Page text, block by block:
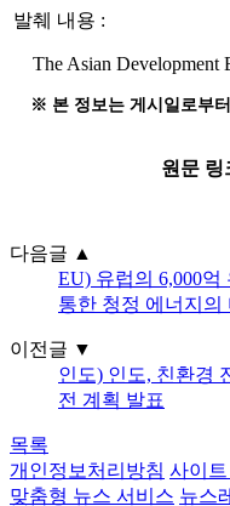
발췌 내용 :
The Asian Development
※ 본 정보는 게시일로부
원문 링
다음글 ▲
EU) 유럽의 6,000
통한 청정 에너지의
이전글 ▼
인도) 인도, 친환경
전 계획 발표
목록
개인정보처리방침 사이
맞춤형 뉴스 서비스 뉴스